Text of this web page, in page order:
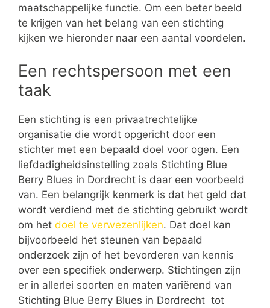
maatschappelijke functie. Om een beter beeld
te krijgen van het belang van een stichting
kijken we hieronder naar een aantal voordelen.
Een rechtspersoon met een
taak
Een stichting is een privaatrechtelijke
organisatie die wordt opgericht door een
stichter met een bepaald doel voor ogen. Een
liefdadigheidsinstelling zoals Stichting Blue
Berry Blues in Dordrecht is daar een voorbeeld
van. Een belangrijk kenmerk is dat het geld dat
wordt verdiend met de stichting gebruikt wordt
om het doel te verwezenlijken. Dat doel kan
bijvoorbeeld het steunen van bepaald
onderzoek zijn of het bevorderen van kennis
over een specifiek onderwerp. Stichtingen zijn
er in allerlei soorten en maten variërend van
Stichting Blue Berry Blues in Dordrecht tot